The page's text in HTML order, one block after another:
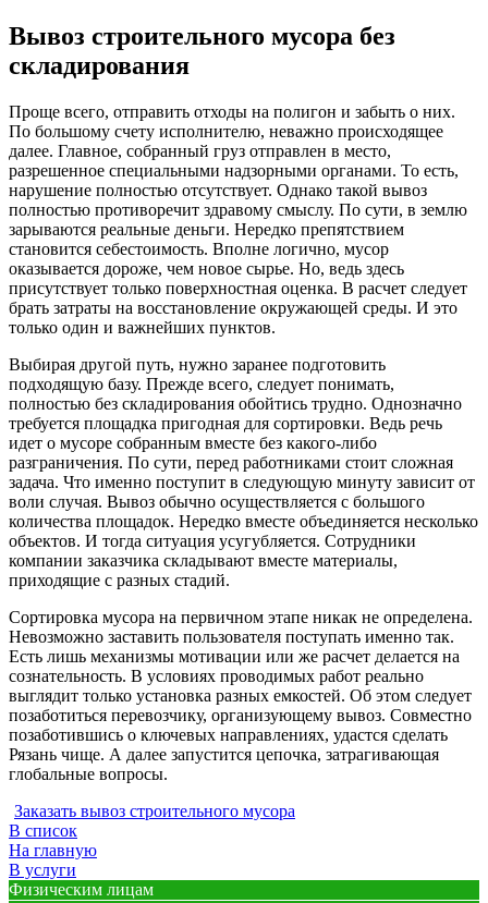
Вывоз строительного мусора без
складирования
Проще всего, отправить отходы на полигон и забыть о них.
По большому счету исполнителю, неважно происходящее
далее. Главное, собранный груз отправлен в место,
разрешенное специальными надзорными органами. То есть,
нарушение полностью отсутствует. Однако такой вывоз
полностью противоречит здравому смыслу. По сути, в землю
зарываются реальные деньги. Нередко препятствием
становится себестоимость. Вполне логично, мусор
оказывается дороже, чем новое сырье. Но, ведь здесь
присутствует только поверхностная оценка. В расчет следует
брать затраты на восстановление окружающей среды. И это
только один и важнейших пунктов.
Выбирая другой путь, нужно заранее подготовить
подходящую базу. Прежде всего, следует понимать,
полностью без складирования обойтись трудно. Однозначно
требуется площадка пригодная для сортировки. Ведь речь
идет о мусоре собранным вместе без какого-либо
разграничения. По сути, перед работниками стоит сложная
задача. Что именно поступит в следующую минуту зависит от
воли случая. Вывоз обычно осуществляется с большого
количества площадок. Нередко вместе объединяется несколько
объектов. И тогда ситуация усугубляется. Сотрудники
компании заказчика складывают вместе материалы,
приходящие с разных стадий.
Сортировка мусора на первичном этапе никак не определена.
Невозможно заставить пользователя поступать именно так.
Есть лишь механизмы мотивации или же расчет делается на
сознательность. В условиях проводимых работ реально
выглядит только установка разных емкостей. Об этом следует
позаботиться перевозчику, организующему вывоз. Совместно
позаботившись о ключевых направлениях, удастся сделать
Рязань чище. А далее запустится цепочка, затрагивающая
глобальные вопросы.
Заказать вывоз строительного мусора
В список
На главную
В услуги
Физическим лицам